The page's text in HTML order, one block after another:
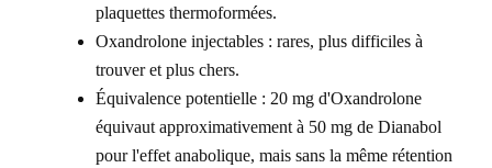
plaquettes thermoformées.
Oxandrolone injectables : rares, plus difficiles à
trouver et plus chers.
Équivalence potentielle : 20 mg d'Oxandrolone
équivaut approximativement à 50 mg de Dianabol
pour l'effet anabolique, mais sans la même rétention